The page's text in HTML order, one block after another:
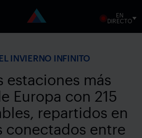
EN
DIRECTO
INVIERNO INFINITO
estaciones más
Europa con 215
repartidos en
conectados entre